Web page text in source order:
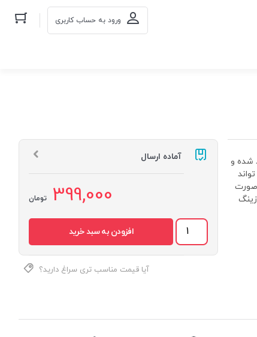
ورود به حساب کاربری
شده و
به صورت
آماده ارسال
399,000 تومان
هوزینگ
10
اینچ
افزودن به سبد خرید
آیا قیمت مناسب تری سراغ دارید؟